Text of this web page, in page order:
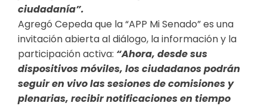
ciudadanía”.
Agregó Cepeda que la “APP Mi Senado” es una
invitación abierta al diálogo, la información y la
participación activa: “Ahora, desde sus
dispositivos móviles, los ciudadanos podrán
seguir en vivo las sesiones de comisiones y
plenarias, recibir notificaciones en tiempo